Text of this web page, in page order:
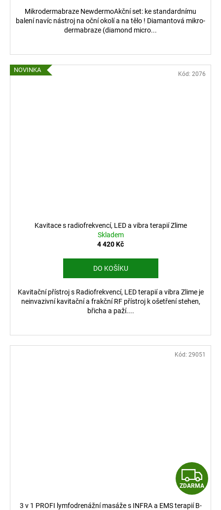
Mikrodermabraze NewdermoAkční set: ke standardnímu
balení navíc nástroj na oční okolí a na tělo ! Diamantová mikro-
dermabraze (diamond micro...
NOVINKA
Kavitace s radiofrekvencí, LED a vibra terapií Zlime
Skladem
4 420 Kč
DO KOŠÍKU
Kavitační přístroj s Radiofrekvencí, LED terapií a vibra Zlime je
neinvazivní kavitační a frakční RF přístroj k ošetření stehen,
břicha a paží....
Kód: 2076
Z
D
ZDARMA
3 v 1 PROFI lymfodrenážní masáže s INFRA a EMS terapií B-
Kód: 29051